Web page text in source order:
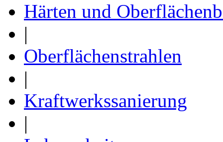
Härten und
|
Oberflächenstrahlen
|
Kraftwerkssanierung
|